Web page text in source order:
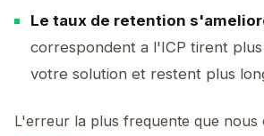
Le taux de retention
correspondent a l'ICP tirent
votre solution et restent plus
L'erreur la plus frequente que nous